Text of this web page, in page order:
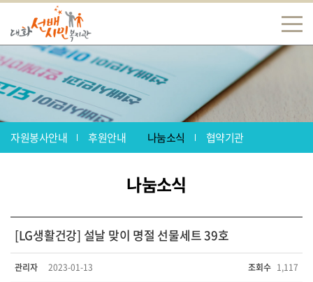
자원봉사안내 후원안내 나눔소식 협약기관
나눔소식
[LG생활건강] 설날 맞이 명절 선물세트 39호
관리자 2023-01-13 조회수 1,117